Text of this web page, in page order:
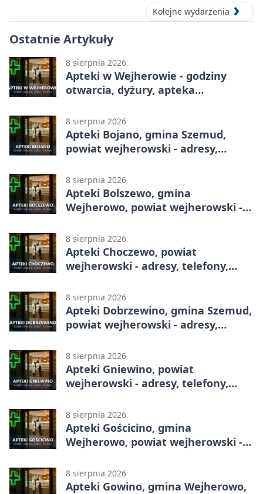
Kolejne wydarzenia
Ostatnie Artykuły
8 sierpnia 2026
Apteki w Wejherowie - godziny
otwarcia, dyżury, apteka
8 sierpnia 2026
Apteki Bojano, gmina Szemud,
powiat wejherowski - adresy,
8 sierpnia 2026
Apteki Bolszewo, gmina
Wejherowo, powiat wejherowski -
8 sierpnia 2026
Apteki Choczewo, powiat
wejherowski - adresy, telefony,
8 sierpnia 2026
Apteki Dobrzewino, gmina Szemud,
powiat wejherowski - adresy,
8 sierpnia 2026
Apteki Gniewino, powiat
wejherowski - adresy, telefony,
8 sierpnia 2026
Apteki Gościcino, gmina
Wejherowo, powiat wejherowski -
8 sierpnia 2026
Apteki Gowino, gmina Wejherowo,